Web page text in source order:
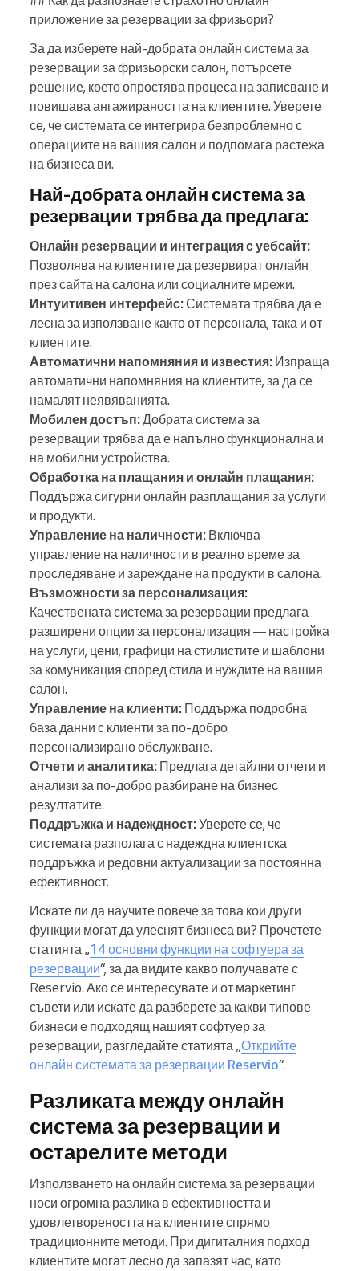
приложение за резервации за фризьори?
За да изберете най-добрата онлайн система за
резервации за фризьорски салон, потърсете
решение, което опростява процеса на записване и
повишава ангажираността на клиентите. Уверете
се, че системата се интегрира безпроблемно с
операциите на вашия салон и подпомага растежа
на бизнеса ви.
Най-добрата онлайн система за
резервации трябва да предлага:
Онлайн резервации и интеграция с уебсайт:
Позволява на клиентите да резервират онлайн
през сайта на салона или социалните мрежи.
Интуитивен интерфейс:Системата трябва да е
лесна за използване както от персонала, така и от
клиентите.
Автоматични напомняния и известия: Изпраща
автоматични напомняния на клиентите, за да се
намалят неявяванията.
Мобилен достъп:Добрата система за
резервации трябва да е напълно функционална и
на мобилни устройства.
Обработка на плащания и онлайн плащания:
Поддържа сигурни онлайн разплащания за услуги
и продукти.
Управление на наличности: Включва
управление на наличности в реално време за
проследяване и зареждане на продукти в салона.
Възможности за персонализация:
Качествената система за резервации предлага
разширени опции за персонализация — настройка
на услуги, цени, графици на стилистите и шаблони
за комуникация според стила и нуждите на вашия
салон.
Управление на клиенти: Поддържа подробна
база данни с клиенти за по-добро
персонализирано обслужване.
Отчети и аналитика: Предлага детайлни отчети и
анализи за по-добро разбиране на бизнес
резултатите.
Поддръжка и надеждност:Уверете се, че
системата разполага с надеждна клиентска
поддръжка и редовни актуализации за постоянна
ефективност.
Искате ли да научите повече за това кои други
функции могат да улеснят бизнеса ви? Прочетете
статията „14 основни функции на софтуера за
резервации“, за да видите какво получавате с
Reservio. Ако се интересувате и от маркетинг
съвети или искате да разберете за какви типове
бизнеси е подходящ нашият софтуер за
резервации, разгледайте статията „Открийте
онлайн системата за резервации Reservio“.
Разликата между онлайн
система за резервации и
остарелите методи
Използването на онлайн система за резервации
носи огромна разлика в ефективността и
удовлетвореността на клиентите спрямо
традиционните методи. При дигиталния подход
клиентите могат лесно да запазят час, като